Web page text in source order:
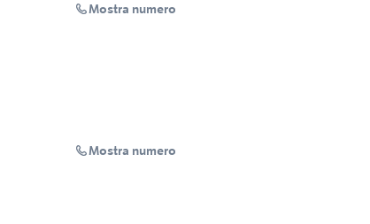
Mostra numero
Mostra numero